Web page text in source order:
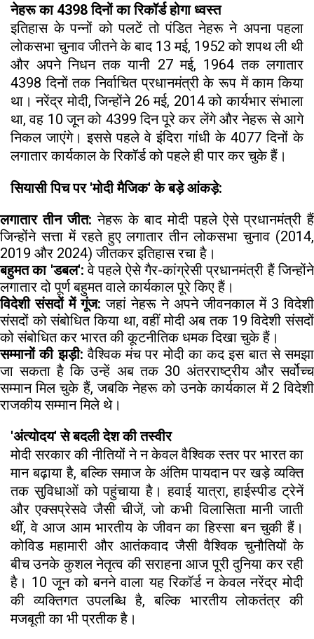
नेहरू का 4398 दिनों का रिकॉर्ड होगा ध्वस्त
इतिहास के पन्नों को पलटें तो पंडित नेहरू ने अपना पहला
लोकसभा चुनाव जीतने के बाद 13 मई, 1952 को शपथ ली थी
और अपने निधन तक यानी 27 मई, 1964 तक लगातार
4398 दिनों तक निर्वाचित प्रधानमंत्री के रूप में काम किया
था। नरेंद्र मोदी, जिन्होंने 26 मई, 2014 को कार्यभार संभाला
था, वह 10 जून को 4399 दिन पूरे कर लेंगे और नेहरू से आगे
निकल जाएंगे। इससे पहले वे इंदिरा गांधी के 4077 दिनों के
लगातार कार्यकाल के रिकॉर्ड को पहले ही पार कर चुके हैं।
सियासी पिच पर 'मोदी मैजिक' के बड़े आंकड़े:
लगातार तीन जीत: नेहरू के बाद मोदी पहले ऐसे प्रधानमंत्री हैं
जिन्होंने सत्ता में रहते हुए लगातार तीन लोकसभा चुनाव (2014,
2019 और 2024) जीतकर इतिहास रचा है।
बहुमत का 'डबल': वे पहले ऐसे गैर-कांग्रेसी प्रधानमंत्री हैं जिन्होंने
लगातार दो पूर्ण बहुमत वाले कार्यकाल पूरे किए हैं।
विदेशी संसदों में गूंज:जहां नेहरू ने अपने जीवनकाल में 3 विदेशी
संसदों को संबोधित किया था, वहीं मोदी अब तक 19 विदेशी संसदों
को संबोधित कर भारत की कूटनीतिक धमक दिखा चुके हैं।
सम्मानों की झड़ी:वैश्विक मंच पर मोदी का कद इस बात से समझा
जा सकता है कि उन्हें अब तक 30 अंतरराष्ट्रीय और सर्वोच्च
सम्मान मिल चुके हैं, जबकि नेहरू को उनके कार्यकाल में 2 विदेशी
राजकीय सम्मान मिले थे।
'अंत्योदय' से बदली देश की तस्वीर
मोदी सरकार की नीतियों ने न केवल वैश्विक स्तर पर भारत का
मान बढ़ाया है, बल्कि समाज के अंतिम पायदान पर खड़े व्यक्ति
तक सुविधाओं को पहुंचाया है। हवाई यात्रा, हाईस्पीड ट्रेनें
और एक्सप्रेसवे जैसी चीजें, जो कभी विलासिता मानी जाती
थीं, वे आज आम भारतीय के जीवन का हिस्सा बन चुकी हैं।
कोविड महामारी और आतंकवाद जैसी वैश्विक चुनौतियों के
बीच उनके कुशल नेतृत्व की सराहना आज पूरी दुनिया कर रही
है। 10 जून को बनने वाला यह रिकॉर्ड न केवल नरेंद्र मोदी
की व्यक्तिगत उपलब्धि है, बल्कि भारतीय लोकतंत्र की
मजबूती का भी प्रतीक है।